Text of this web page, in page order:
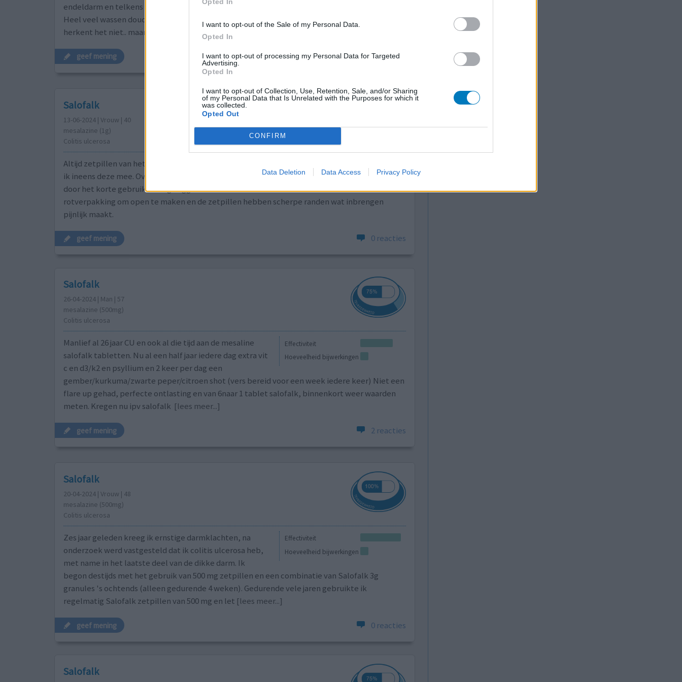
I want to opt-out of the Sale of my Personal Data.
Opted In
I want to opt-out of processing my Personal Data for Targeted
Advertising.
Opted In
I want to opt-out of Collection, Use, Retention, Sale, and/or Sharing
of my Personal Data that Is Unrelated with the Purposes for which it
was collected.
Opted Out
CONFIRM
Data Deletion Data Access Privacy Policy
endeldarm en telkens na inbrengen begint die geur.
Heel veel wassen douchen etc. Helpt niks.. mdl arts
herkent het niet.. maar misschien hier wel?
geef mening 0 reacties
Salofalk
13-06-2024 | Vrouw | 40
mesalazine (1g)
Colitis ulcerosa
Hoeveelheid bijwerkingen
Altijd zetpillen van het merk Pentasa gehad en nu kreeg
ik ineens deze mee. Over de werking en bijwerking kan ik
door het korte gebruik weinig zeggen. Maar wat een
rotverpakking om open te maken en de zetpillen hebben scherpe randen wat inbrengen
pijnlijk maakt.
geef mening 0 reacties
Salofalk
26-04-2024 | Man | 57
mesalazine (500mg)
Colitis ulcerosa
Effectiviteit
Hoeveelheid bijwerkingen
Manlief al 26 jaar CU en ook al die tijd aan de mesaline
salofalk tabletten. Nu al een half jaar iedere dag extra vit
c en d3/k2 en psyllium en 2 keer per dag een
gember/kurkuma/zwarte peper/citroen shot (vers bereid voor een week iedere keer) Niet een
flare up gehad, perfecte ontlasting en van 6naar 1 tablet salofalk, binnenkort weer waarden
meten. Kregen nu ipv salofalk [lees meer...]
geef mening 2 reacties
Salofalk
20-04-2024 | Vrouw | 48
mesalazine (500mg)
Colitis ulcerosa
Effectiviteit
Hoeveelheid bijwerkingen
Zes jaar geleden kreeg ik ernstige darmklachten, na
onderzoek werd vastgesteld dat ik colitis ulcerosa heb,
met name in het laatste deel van de dikke darm. Ik
begon destijds met het gebruik van 500 mg zetpillen en een combinatie van Salofalk 3g
granules 's ochtends (alleen gedurende 4 weken). Gedurende vele jaren gebruikte ik
regelmatig Salofalk zetpillen van 500 mg en let [lees meer...]
geef mening 0 reacties
Salofalk